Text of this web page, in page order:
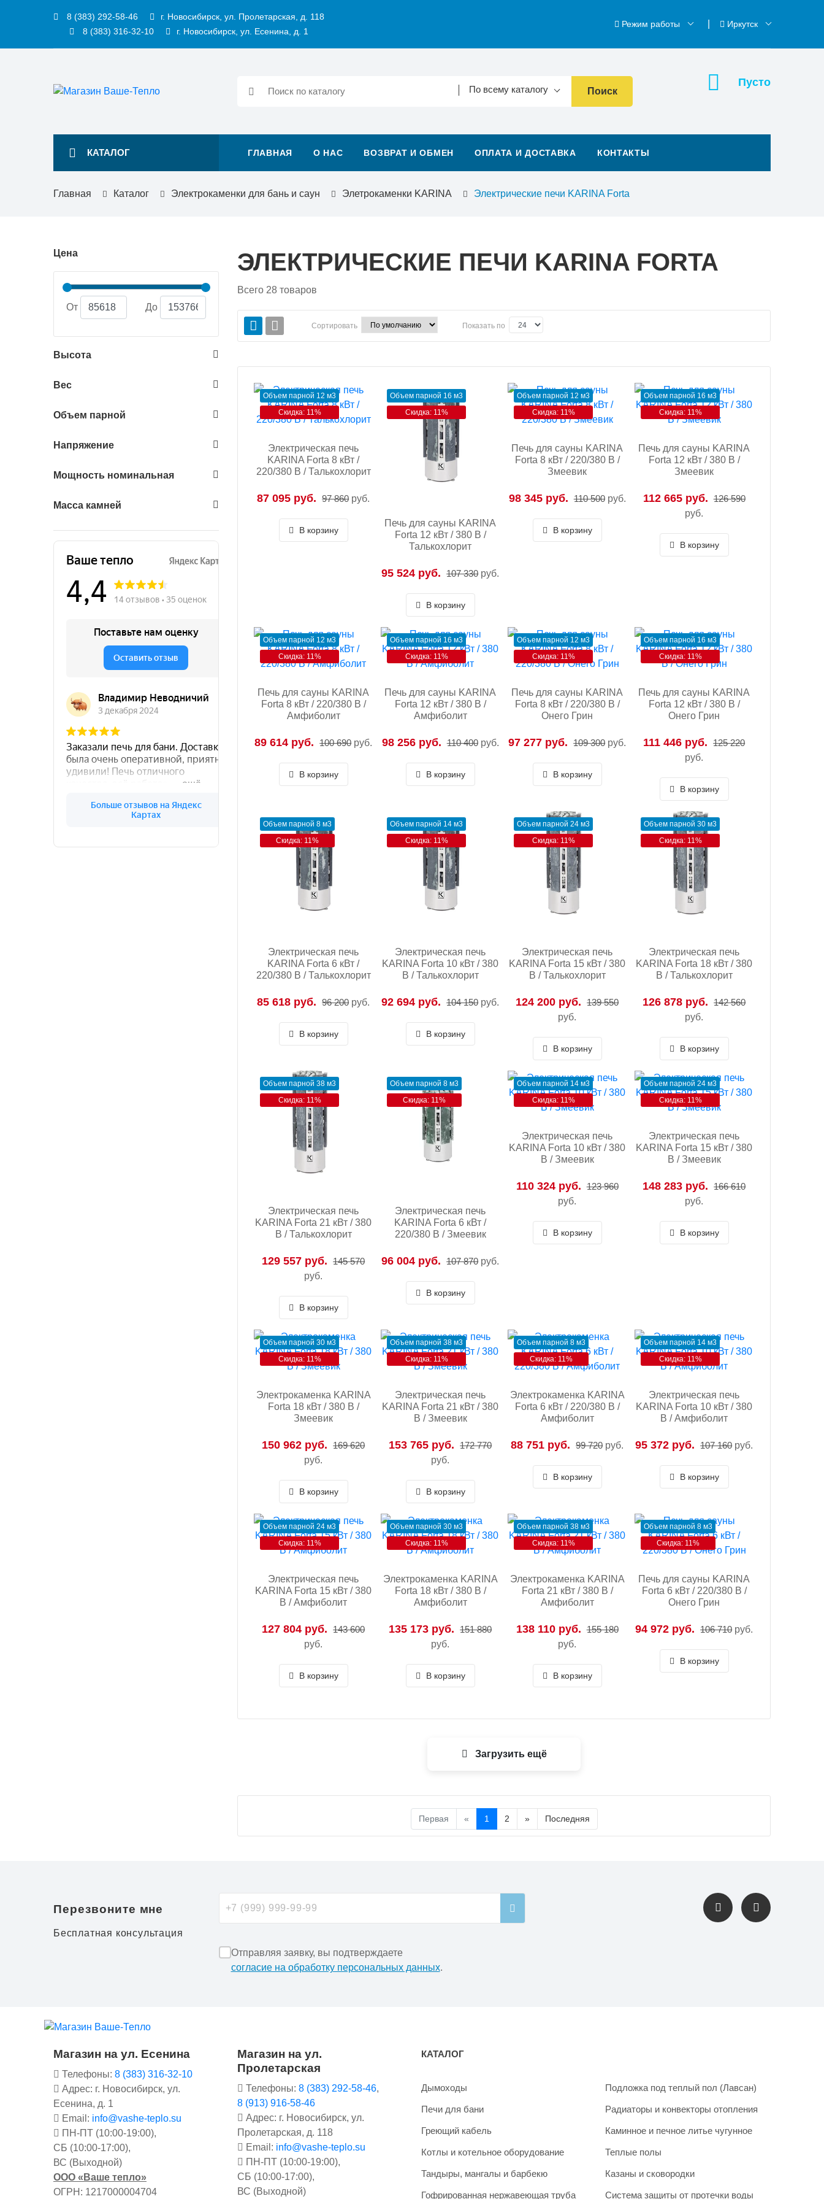
8 (383) 292-58-46
г. Новосибирск, ул. Пролетарская, д. 118
8 (383) 316-32-10
г. Новосибирск, ул. Есенина, д. 1
Режим работы Иркутск
По всему каталогу Поиск
КАТАЛОГ ГЛАВНАЯ О НАС ВОЗВРАТ И ОБМЕН ОПЛАТА И ДОСТАВКА КОНТАКТЫ
Пусто
Главная Каталог Электрокаменки для бань и саун Элетрокаменки KARINA Электрические печи KARINA Forta
Цена
От До
Высота
Вес
Объем парной
Напряжение
Мощность номинальная
Масса камней
ЭЛЕКТРИЧЕСКИЕ ПЕЧИ KARINA FORTA
Всего 28 товаров
Сортировать Показать по
Объем парной 12 м3
Скидка: 11%
Электрическая печь
KARINA Forta 8 кВт /
220/380 В / Талькохлорит
87 095 руб. 97 860 руб.
В корзину
Объем парной 16 м3
Скидка: 11%
Печь для сауны KARINA
Forta 12 кВт / 380 В /
Талькохлорит
95 524 руб. 107 330 руб.
В корзину
Объем парной 12 м3
Скидка: 11%
Печь для сауны KARINA
Forta 8 кВт / 220/380 В /
Змеевик
98 345 руб. 110 500 руб.
В корзину
Объем парной 16 м3
Скидка: 11%
Печь для сауны KARINA
Forta 12 кВт / 380 В /
Змеевик
112 665 руб. 126 590
руб.
В корзину
Объем парной 12 м3
Скидка: 11%
Печь для сауны KARINA
Forta 8 кВт / 220/380 В /
Амфиболит
89 614 руб. 100 690 руб.
В корзину
Объем парной 16 м3
Скидка: 11%
Печь для сауны KARINA
Forta 12 кВт / 380 В /
Амфиболит
98 256 руб. 110 400 руб.
В корзину
Объем парной 12 м3
Скидка: 11%
Печь для сауны KARINA
Forta 8 кВт / 220/380 В /
Онего Грин
97 277 руб. 109 300 руб.
В корзину
Объем парной 16 м3
Скидка: 11%
Печь для сауны KARINA
Forta 12 кВт / 380 В /
Онего Грин
111 446 руб. 125 220
руб.
В корзину
Объем парной 8 м3
Скидка: 11%
Электрическая печь
KARINA Forta 6 кВт /
220/380 В / Талькохлорит
85 618 руб. 96 200 руб.
В корзину
Объем парной 14 м3
Скидка: 11%
Электрическая печь
KARINA Forta 10 кВт / 380
В / Талькохлорит
92 694 руб. 104 150 руб.
В корзину
Объем парной 24 м3
Скидка: 11%
Электрическая печь
KARINA Forta 15 кВт / 380
В / Талькохлорит
124 200 руб. 139 550
руб.
В корзину
Объем парной 30 м3
Скидка: 11%
Электрическая печь
KARINA Forta 18 кВт / 380
В / Талькохлорит
126 878 руб. 142 560
руб.
В корзину
Объем парной 38 м3
Скидка: 11%
Электрическая печь
KARINA Forta 21 кВт / 380
В / Талькохлорит
129 557 руб. 145 570
руб.
В корзину
Объем парной 8 м3
Скидка: 11%
Электрическая печь
KARINA Forta 6 кВт /
220/380 В / Змеевик
96 004 руб. 107 870 руб.
В корзину
Объем парной 14 м3
Скидка: 11%
Электрическая печь
KARINA Forta 10 кВт / 380
В / Змеевик
110 324 руб. 123 960
руб.
В корзину
Объем парной 24 м3
Скидка: 11%
Электрическая печь
KARINA Forta 15 кВт / 380
В / Змеевик
148 283 руб. 166 610
руб.
В корзину
Объем парной 30 м3
Скидка: 11%
Электрокаменка KARINA
Forta 18 кВт / 380 В /
Змеевик
150 962 руб. 169 620
руб.
В корзину
Объем парной 38 м3
Скидка: 11%
Электрическая печь
KARINA Forta 21 кВт / 380
В / Змеевик
153 765 руб. 172 770
руб.
В корзину
Объем парной 8 м3
Скидка: 11%
Электрокаменка KARINA
Forta 6 кВт / 220/380 В /
Амфиболит
88 751 руб. 99 720 руб.
В корзину
Объем парной 14 м3
Скидка: 11%
Электрическая печь
KARINA Forta 10 кВт / 380
В / Амфиболит
95 372 руб. 107 160 руб.
В корзину
Объем парной 24 м3
Скидка: 11%
Электрическая печь
KARINA Forta 15 кВт / 380
В / Амфиболит
127 804 руб. 143 600
руб.
В корзину
Объем парной 30 м3
Скидка: 11%
Электрокаменка KARINA
Forta 18 кВт / 380 В /
Амфиболит
135 173 руб. 151 880
руб.
В корзину
Объем парной 38 м3
Скидка: 11%
Электрокаменка KARINA
Forta 21 кВт / 380 В /
Амфиболит
138 110 руб. 155 180
руб.
В корзину
Объем парной 8 м3
Скидка: 11%
Печь для сауны KARINA
Forta 6 кВт / 220/380 В /
Онего Грин
94 972 руб. 106 710 руб.
В корзину
Загрузить ещё
Первая « 1 2 » Последняя
Перезвоните мне
Бесплатная консультация
Отправляя заявку, вы подтверждаете
согласие на обработку персональных данных.
Магазин на ул. Есенина
Телефоны: 8 (383) 316-32-10
Адрес: г. Новосибирск, ул.
Есенина, д. 1
Email: info@vashe-teplo.su
ПН-ПТ (10:00-19:00),
СБ (10:00-17:00),
ВС (Выходной)
ООО «Ваше тепло»
ОГРН: 1217000004704
Магазин на ул.
Пролетарская
Телефоны: 8 (383) 292-58-46,
8 (913) 916-58-46
Адрес: г. Новосибирск, ул.
Пролетарская, д. 118
Email: info@vashe-teplo.su
ПН-ПТ (10:00-19:00),
СБ (10:00-17:00),
ВС (Выходной)
КАТАЛОГ
Дымоходы
Печи для бани
Греющий кабель
Котлы и котельное оборудование
Тандыры, мангалы и барбекю
Гофрированная нержавеющая труба
Подложка под теплый пол (Лавсан)
Радиаторы и конвекторы отопления
Каминное и печное литье чугунное
Теплые полы
Казаны и сковородки
Система защиты от протечки воды